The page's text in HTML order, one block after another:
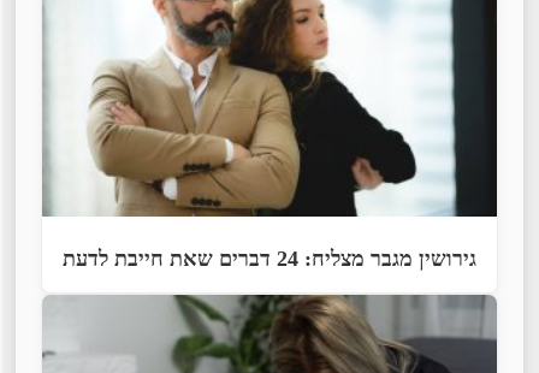
גירושין מגבר מצליח: 24 דברים שאת חייבת לדעת